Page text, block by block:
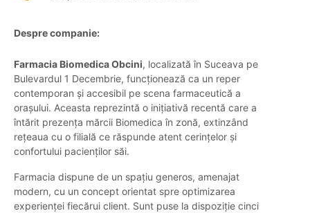
Despre companie:
Farmacia Biomedica Obcini, localizată în Suceava pe
Bulevardul 1 Decembrie, funcționează ca un reper
contemporan și accesibil pe scena farmaceutică a
orașului. Aceasta reprezintă o inițiativă recentă care a
întărit prezența mărcii Biomedica în zonă, extinzând
rețeaua cu o filială ce răspunde atent cerințelor și
confortului pacienților săi.
Farmacia dispune de un spațiu generos, amenajat
modern, cu un concept orientat spre optimizarea
experienței fiecărui client. Sunt puse la dispoziție cinci